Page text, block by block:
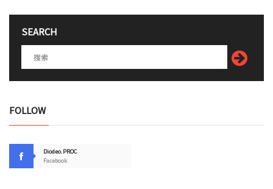
SEARCH
FOLLOW
Diodeo.PROC
Facebook